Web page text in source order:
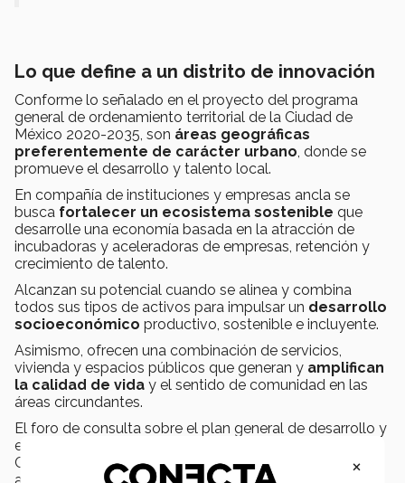
Lo que define a un distrito de innovación
Conforme lo señalado en el proyecto del programa
general de ordenamiento territorial de la Ciudad de
México 2020-2035, son áreas geográficas
preferentemente de carácter urbano, donde se
promueve el desarrollo y talento local.
En compañía de instituciones y empresas ancla se
busca fortalecer un ecosistema sostenible que
desarrolle una economía basada en la atracción de
incubadoras y aceleradoras de empresas, retención y
crecimiento de talento.
Alcanzan su potencial cuando se alinea y combina
todos sus tipos de activos para impulsar un desarrollo
socioeconómico productivo, sostenible e incluyente.
Asimismo, ofrecen una combinación de servicios,
vivienda y espacios públicos que generan y amplifican
la calidad de vida y el sentido de comunidad en las
áreas circundantes.
El foro de consulta sobre el plan general de desarrollo y
el programa general de ordenamiento territorial de la
Ciudad de México, se llevó a cabo el día primero de×